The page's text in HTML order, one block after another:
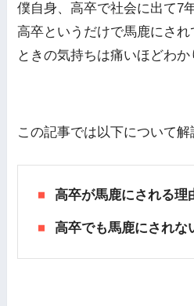
僕自身、高卒で社会に出て7
高卒というだけで馬鹿にさ
ときの気持ちは痛いほどわか
この記事では以下について解
高卒が馬鹿にされる理
高卒でも馬鹿にされな